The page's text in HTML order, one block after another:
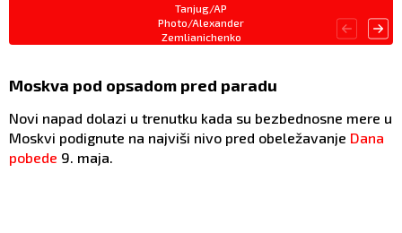
Tanjug/AP
Photo/Alexander
Zemlianichenko
Moskva pod opsadom pred paradu
Novi napad dolazi u trenutku kada su bezbednosne mere u
Moskvi podignute na najviši nivo pred obeležavanje Dana
pobede 9. maja.